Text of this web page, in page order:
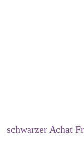
schwarzer Achat